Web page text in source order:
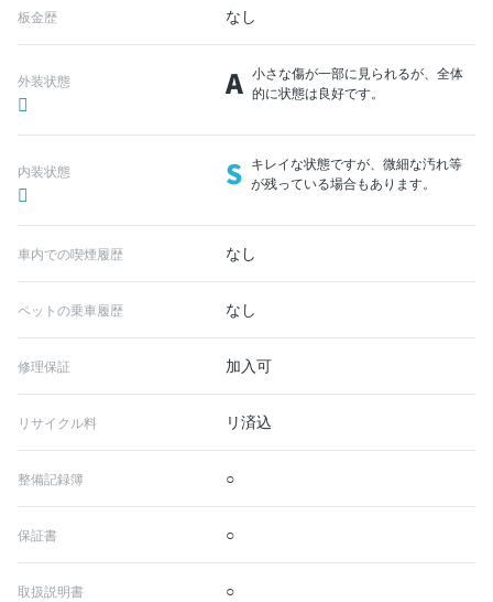
板金歴 なし
外装状態 A 小さな傷が一部に見られるが、全体
的に状態は良好です。
内装状態 S キレイな状態ですが、微細な汚れ等
が残っている場合もあります。
車内での喫煙履歴 なし
ペットの乗車履歴 なし
修理保証 加入可
リサイクル料 リ済込
整備記録簿 ○
保証書 ○
取扱説明書 ○